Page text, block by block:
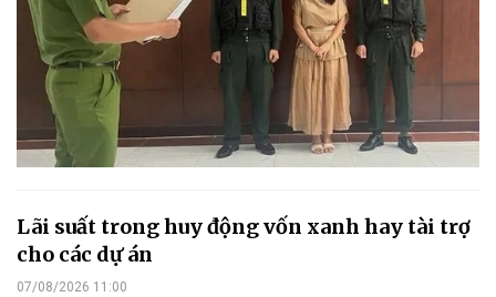
Lãi suất trong huy động vốn xanh hay tài trợ
cho các dự án
07/08/2026 11:00